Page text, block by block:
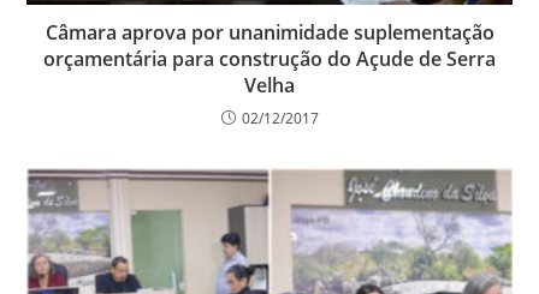
Câmara aprova por unanimidade suplementação
orçamentária para construção do Açude de Serra
Velha
02/12/2017